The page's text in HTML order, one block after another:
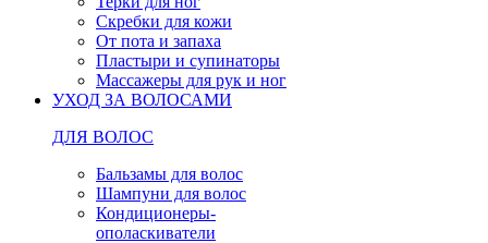
Скребки для кожи
От пота и запаха
Пластыри и супинаторы
Массажеры для рук и ног
УХОД ЗА ВОЛОСАМИ
ДЛЯ ВОЛОС
Бальзамы для волос
Шампуни для волос
Кондиционеры-
ополаскиватели